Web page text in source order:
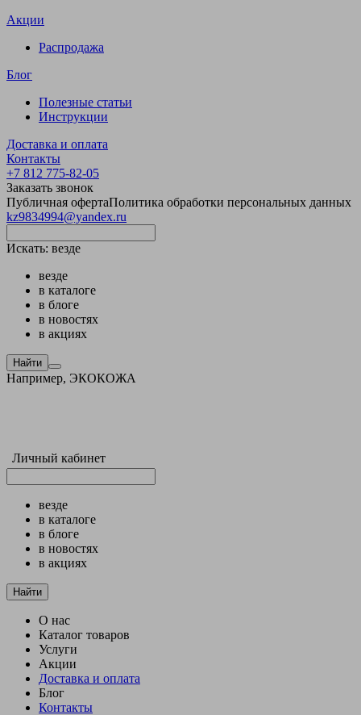
Акции
Распродажа
Блог
Полезные статьи
Инструкции
Доставка и оплата
Контакты
+7 812 775-82-05
Заказать звонок
Публичная офертаПолитика обработки персональных данных
kz9834994@yandex.ru
Искать: везде
везде
в каталоге
в блоге
в новостях
в акциях
Найти
Например, ЭКОКОЖА
Личный кабинет
везде
в каталоге
в блоге
в новостях
в акциях
Найти
О нас
Каталог товаров
Услуги
Акции
Доставка и оплата
Блог
Контакты